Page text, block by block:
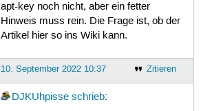
apt-key noch nicht, aber ein fetter
Hinweis muss rein. Die Frage ist, ob der
Artikel hier so ins Wiki kann.
Zitieren
10. September 2022 10:37
DJKUhpisse schrieb: